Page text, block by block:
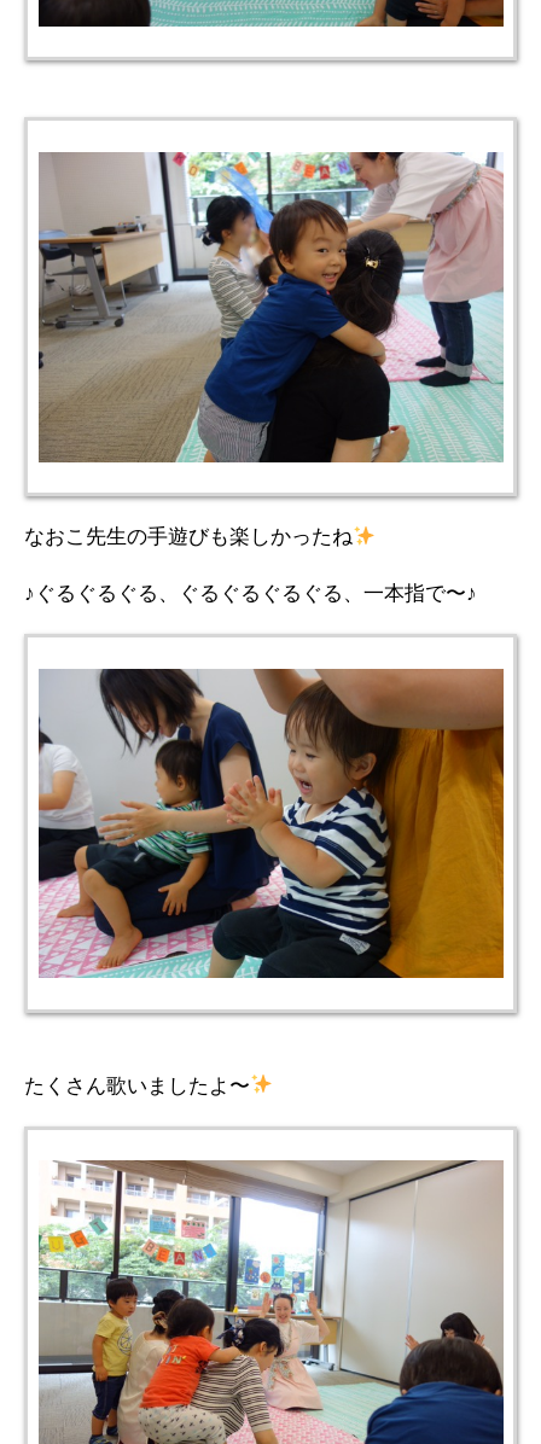
なおこ先生の手遊びも楽しかったね
♪ぐるぐるぐる、ぐるぐるぐるぐる、一本指で〜♪
たくさん歌いましたよ〜